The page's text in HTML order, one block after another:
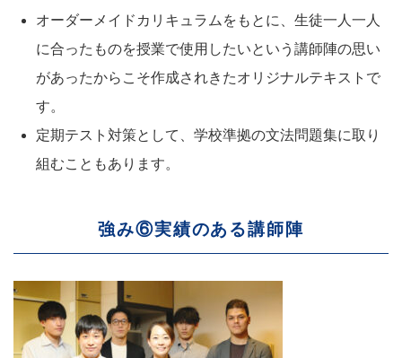
オーダーメイドカリキュラムをもとに、生徒一人一人
に合ったものを授業で使用したいという講師陣の思い
があったからこそ作成されきたオリジナルテキストで
す。
定期テスト対策として、学校準拠の文法問題集に取り
組むこともあります。
強み⑥実績のある講師陣